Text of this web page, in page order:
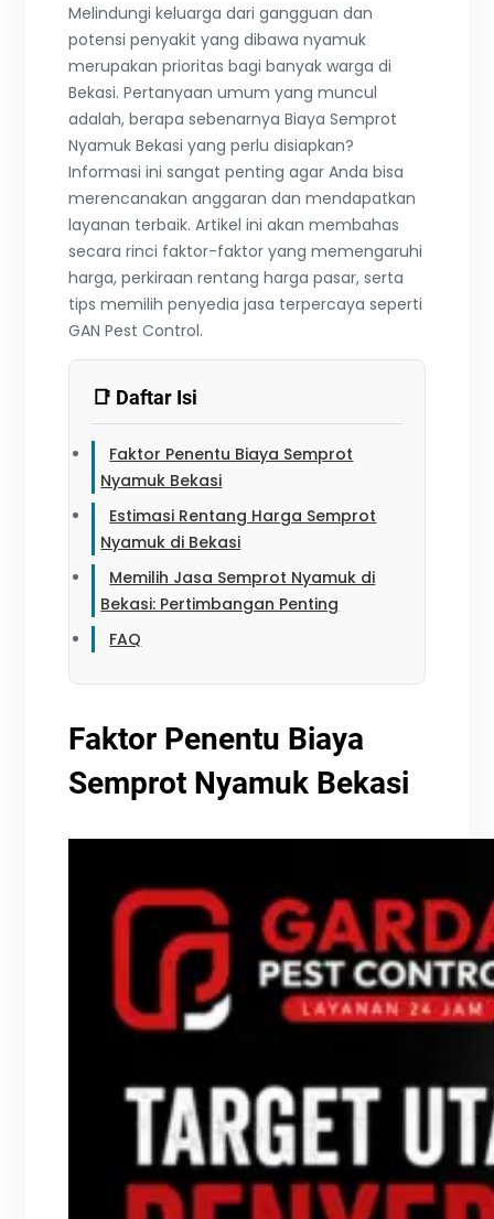
Melindungi keluarga dari gangguan dan
potensi penyakit yang dibawa nyamuk
merupakan prioritas bagi banyak warga di
Bekasi. Pertanyaan umum yang muncul
adalah, berapa sebenarnya Biaya Semprot
Nyamuk Bekasi yang perlu disiapkan?
Informasi ini sangat penting agar Anda bisa
merencanakan anggaran dan mendapatkan
layanan terbaik. Artikel ini akan membahas
secara rinci faktor-faktor yang memengaruhi
harga, perkiraan rentang harga pasar, serta
tips memilih penyedia jasa terpercaya seperti
GAN Pest Control.
📑 Daftar Isi
Faktor Penentu Biaya Semprot
Nyamuk Bekasi
Estimasi Rentang Harga Semprot
Nyamuk di Bekasi
Memilih Jasa Semprot Nyamuk di
Bekasi: Pertimbangan Penting
FAQ
Faktor Penentu Biaya
Semprot Nyamuk Bekasi